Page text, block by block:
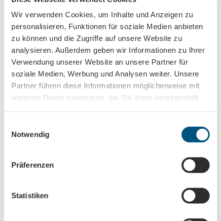
Wir verwenden Cookies, um Inhalte und Anzeigen zu
personalisieren, Funktionen für soziale Medien anbieten
zu können und die Zugriffe auf unsere Website zu
analysieren. Außerdem geben wir Informationen zu Ihrer
Verwendung unserer Website an unsere Partner für
soziale Medien, Werbung und Analysen weiter. Unsere
Partner führen diese Informationen möglicherweise mit
weiteren Daten zusammen, die Sie ihnen bereitgestellt
Notwendig
Präferenzen
Statistiken
pour les groupes
pour les groupes scolaires
pour les visiteurs individuels
Adressé aux personnes âgées
Directions & Parking facilities
En bus : ligne 90 jusqu'à Paunsdorf-Center ou ligne 72, 90
jusqu'à Schongauer Straße
Organization